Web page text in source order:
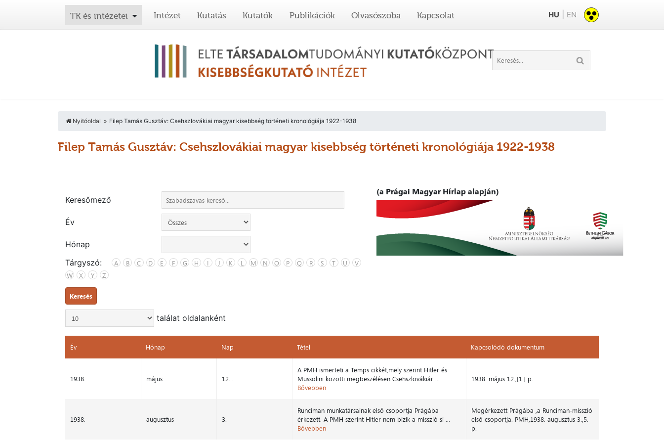
TK és intézetei Intézet Kutatás Kutatók Publikációk Olvasószoba Kapcsolat HU EN
Nyitóoldal Filep Tamás Gusztáv: Csehszlovákiai magyar kisebbség történeti kronológiája 1922-1938
Filep Tamás Gusztáv: Csehszlovákiai magyar kisebbség történeti kronológiája 1922-1938
Keresőmező
Év
Hónap
Tárgyszó:
A B C D E F G H I J K L M N O P Q R S T U
V
W
X Y Z
Keresés
(a Prágai Magyar Hírlap alapján)
találat oldalanként
Év Hónap Nap Tétel
Kapcsolódó dokumentum
1938.
május 12. .
A PMH ismerteti a Temps cikkét,mely szerint Hitler és
Mussolini közötti megbeszélésen Csehszlovákiár ...
Bővebben
1938. május 12.,[1.] p.
1938. augusztus 3.
Runciman munkatársainak első csoportja Prágába
érkezett. A PMH szerint Hitler nem bízik a misszió si ...
Bővebben
Megérkezett Prágába ,a Runciman-misszió
első csoportja. PMH,1938. augusztus 3.,5.
p.